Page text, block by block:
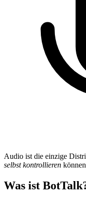
Audio ist die einzige
selbst kontrollieren
Was ist